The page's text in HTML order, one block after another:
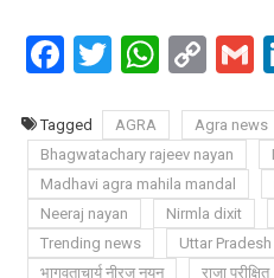
Facebook
Twitter
Tagged AGRA Agra news
Bhagwatachary rajeev nayan
Madhavi agra mahila mandal
Neeraj nayan
Nirmla dixit
Trending news
Uttar Pradesh
भागवताचार्य नीरज नयन
राजा परीक्षित